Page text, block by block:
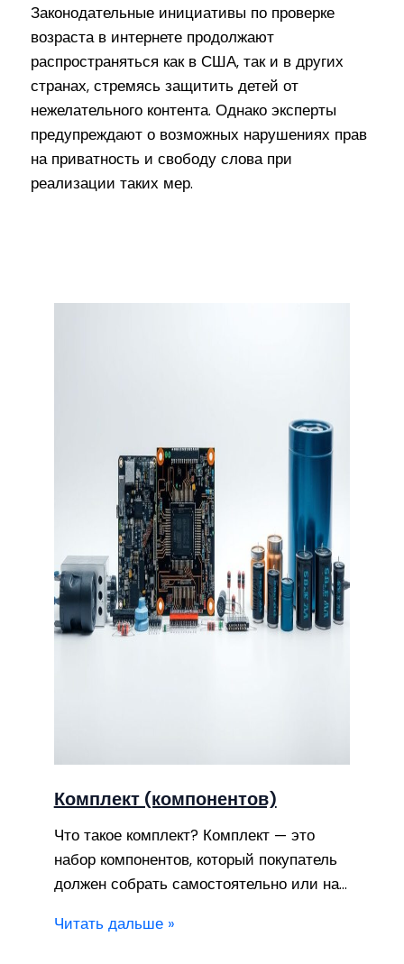
Законодательные инициативы по проверке
возраста в интернете продолжают
распространяться как в США, так и в других
странах, стремясь защитить детей от
нежелательного контента. Однако эксперты
предупреждают о возможных нарушениях прав
на приватность и свободу слова при
реализации таких мер.
Комплект (компонентов)
Что такое комплект? Комплект — это
набор компонентов, который покупатель
должен собрать самостоятельно или на…
Читать дальше »